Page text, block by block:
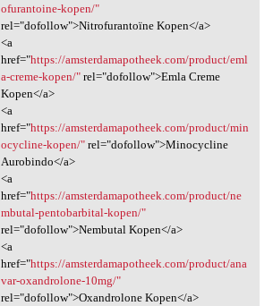
ofurantoine-kopen/"
rel="dofollow">Nitrofurantoïne Kopen</a>
<a
href="https://amsterdamapotheek.com/product/eml
a-creme-kopen/"rel="dofollow">Emla Creme
Kopen</a>
<a
href="https://amsterdamapotheek.com/product/min
ocycline-kopen/"rel="dofollow">Minocycline
Aurobindo</a>
<a
href="https://amsterdamapotheek.com/product/ne
mbutal-pentobarbital-kopen/"
rel="dofollow">Nembutal Kopen</a>
<a
href="https://amsterdamapotheek.com/product/ana
var-oxandrolone-10mg/"
rel="dofollow">Oxandrolone Kopen</a>